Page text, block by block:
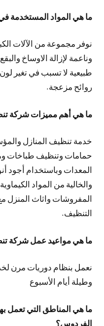
ما هي المواد المستخدمة
نوفر مجموعة من الآلات
وناعمة لإزالة الاوساخ
طبيعية لا تسبب في تغير
روائح مزعجة.
ما هي أهم مميزات شركة
خدمة تنظيف المنازل
حمامات وتنظيف طباخات
المعدات وباستخدام أجود
والخالية من المواد
المفروشات واثاث المنزل
التنظيف.
ما هي مواعيد عمل شركة
وطيلة أيام الأسبوع
ما هي المناطق التي تعمل
الفردوس؟